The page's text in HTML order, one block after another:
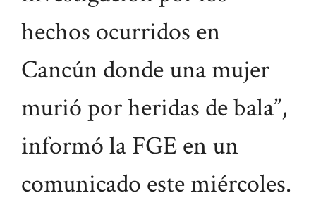
hechos ocurridos en
Cancún donde una mujer
murió por heridas de bala”,
informó la FGE en un
comunicado este miércoles.